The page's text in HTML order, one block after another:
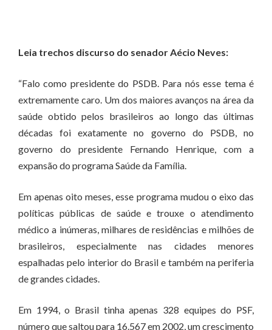
Leia trechos discurso do senador Aécio Neves:
“Falo como presidente do PSDB. Para nós esse tema é
extremamente caro. Um dos maiores avanços na área da
saúde obtido pelos brasileiros ao longo das últimas
décadas foi exatamente no governo do PSDB, no
governo do presidente Fernando Henrique, com a
expansão do programa Saúde da Família.
Em apenas oito meses, esse programa mudou o eixo das
políticas públicas de saúde e trouxe o atendimento
médico a inúmeras, milhares de residências e milhões de
brasileiros, especialmente nas cidades menores
espalhadas pelo interior do Brasil e também na periferia
de grandes cidades.
Em 1994, o Brasil tinha apenas 328 equipes do PSF,
número que saltou para 16.567 em 2002, um crescimento